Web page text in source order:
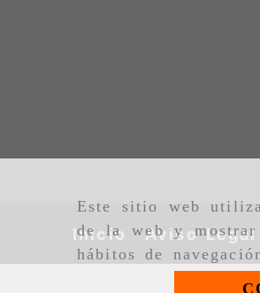
Este sitio web
de la web y
hábitos de
Inicio Aviso Legal